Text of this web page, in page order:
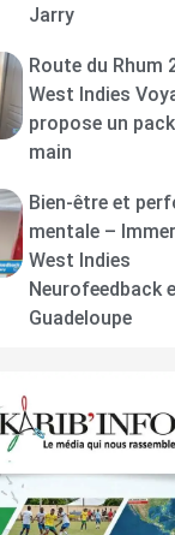
Jarry
Route du Rhum
West Indies
propose un
main
Bien-être et
mentale –
West Indies
Neurofeedback
Guadeloupe